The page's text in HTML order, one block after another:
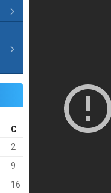
C
2
9
16